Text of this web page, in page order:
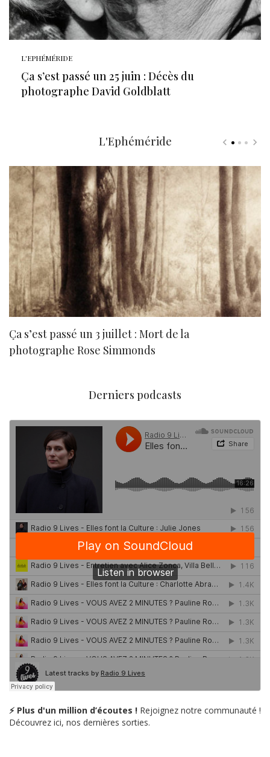
L'EPHÉMÉRIDE
Ça s’est passé un 25 juin : Décès du
photographe David Goldblatt
L'Ephéméride
Ça s’est passé un 3 juillet : Mort de la
photographe Rose Simmonds
Derniers podcasts
⚡ Plus d'un million d’écoutes ! Rejoignez notre communauté !
Découvrez ici, nos dernières sorties.